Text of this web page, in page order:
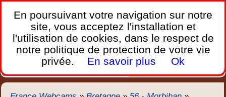
France Webcams,
Les webcams sur mobiles, portables et PC.
Home Bretagne Corse Plages Ports Montagnes
Trafic Chercher New
En poursuivant votre navigation sur notre
site, vous acceptez l'installation et
l'utilisation de cookies, dans le respect de
notre politique de protection de votre vie
privée.
En savoir plus Ok